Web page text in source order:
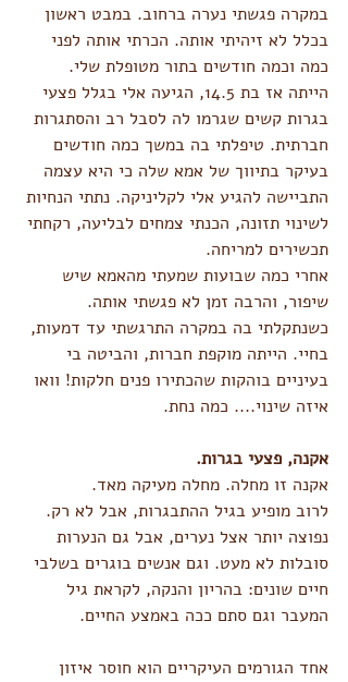
במקרה פגשתי נערה ברחוב. במבט ראשון
בכלל לא זיהיתי אותה. הכרתי אותה לפני
כמה וכמה חודשים בתור מטופלת שלי.
הייתה אז בת 14.5, הגיעה אלי בגלל פצעי
בגרות קשים שגרמו לה לסבל רב והסתגרות
חברתית. טיפלתי בה במשך כמה חודשים
בעיקר בתיווך של אמא שלה כי היא עצמה
התביישה להגיע אלי לקליניקה. נתתי הנחיות
לשינוי תזונה, הכנתי צמחים לבליעה, רקחתי
תכשירים למריחה.
אחרי כמה שבועות שמעתי מהאמא שיש
שיפור, והרבה זמן לא פגשתי אותה.
כשנתקלתי בה במקרה התרגשתי עד דמעות,
בחיי. הייתה מוקפת חברות, והביטה בי
בעיניים בוהקות שהכתירו פנים חלקות! וואו
איזה שינוי.... כמה נחת.
אקנה, פצעי בגרות.
אקנה זו מחלה. מחלה מעיקה מאד.
לרוב מופיע בגיל ההתבגרות, אבל לא רק.
נפוצה יותר אצל נערים, אבל גם הנערות
סובלות לא מעט. וגם אנשים בוגרים בשלבי
חיים שונים: בהריון והנקה, לקראת גיל
המעבר וגם סתם ככה באמצע החיים.
אחד הגורמים העיקריים הוא חוסר איזון